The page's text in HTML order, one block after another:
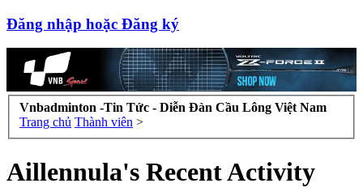
Đăng nhập hoặc Đăng ký
Vnbadminton -Tin Tức - Diễn Đàn Cầu Lông Việt Nam
Trang chủ Thành viên >
Aillennula's Recent Activity